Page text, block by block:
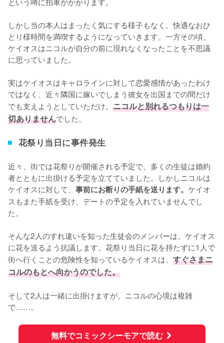
しかし当の本人はまったく気にする様子もなく、快適なおひ
とり様時間を満喫するようになっていきます。一方その頃、
ケイオスはニコルが自分の前に現れなくなったことを不思議
に思っていました。
実はケイオスはキャロラインに対して恋愛感情があったわけ
ではなく、近々隣国に嫁いでしまう彼女を出国までの間だけ
でも支えようとしていただけ。 ニコルと別れるつもりは一
切ありませんでした。
花祭り当日に事件発生
近々、街では花祭りが開催される予定で、多くの生徒は婚約
者とともに出掛ける予定を立てていました。しかしニコルは
ケイオスに対して、 事前にお断りの手紙を送ります。 ケイオ
スもまた手紙を受け、デートの予定を入れていませんでし
た。
そんな2人のすれ違いを知った生徒会のメンバーは、ケイオス
に花を送るよう抗議します。花祭り当日に花を持たずに1人で
街へ行くことの危険性を知っているケイオスは、 すぐさまニ
コルのもとへ向かうのでした。
そして2人は一緒に出掛けますが、ニコルの心境は複雑
で……。
無料でコミックシーモアで読む